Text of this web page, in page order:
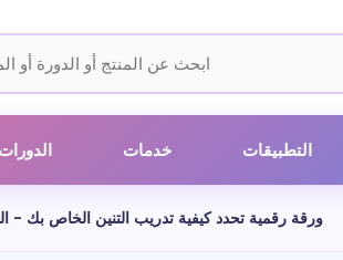
خدمات التطبيقات
ورقة رقمية تحدد كيفية تدريب التنين الخاص بك -